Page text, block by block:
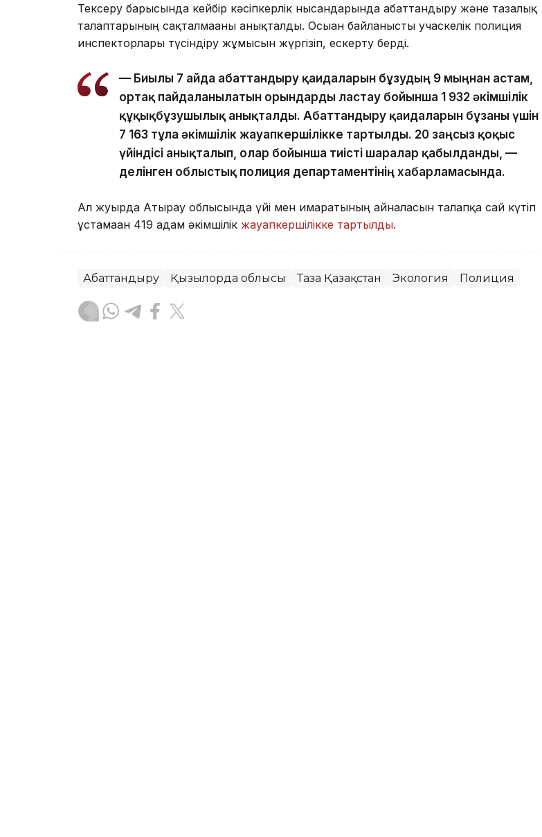
Тексеру барысында кейбір кәсіпкерлік нысандарында абаттандыру және тазалық
талаптарының сақталмағаны анықталды. Осыған байланысты учаскелік полиция
инспекторлары түсіндіру жұмысын жүргізіп, ескерту берді.
— Биылғы 7 айда абаттандыру қағидаларын бұзудың 9 мыңнан астам,
ортақ пайдаланылатын орындарды ластау бойынша 1 932 әкімшілік
құқықбұзушылық анықталды. Абаттандыру қағидаларын бұзғаны үшін
7 163 тұлға әкімшілік жауапкершілікке тартылды. 20 заңсыз қоқыс
үйіндісі анықталып, олар бойынша тиісті шаралар қабылданды, —
делінген облыстық полиция департаментінің хабарламасында.
Ал жуырда Атырау облысында үйі мен ғимаратының айналасын талапқа сай күтіп
ұстамаған 419 адам әкімшілік жауапкершілікке тартылды.
Абаттандыру Қызылорда облысы Таза Қазақстан Экология Полиция